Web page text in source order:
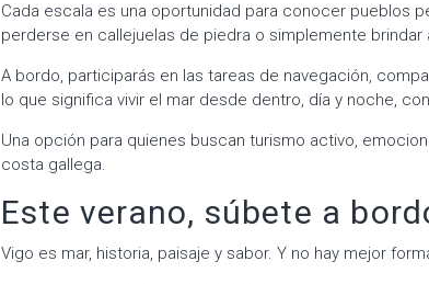
Cada escala es una oportunidad para conocer pueblos
perderse en callejuelas de piedra o simplemente
A bordo, participarás en las tareas de navegación,
lo que significa vivir el mar desde dentro, día y noche,
Una opción para quienes buscan turismo activo,
costa gallega.
Este verano, súbete a
Vigo es mar, historia, paisaje y sabor. Y no hay mejor